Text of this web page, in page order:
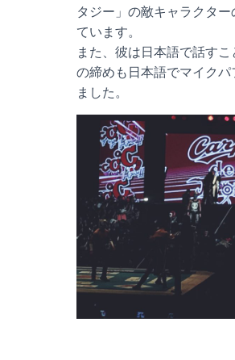
タジー」の敵キャラクタ
ています。
また、彼は日本語で話す
の締めも日本語でマイク
ました。